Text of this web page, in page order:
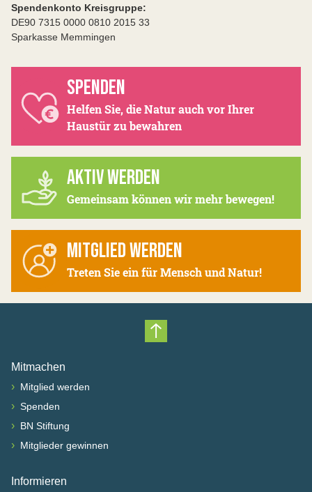
Spendenkonto Kreisgruppe:
DE90 7315 0000 0810 2015 33
Sparkasse Memmingen
SPENDEN
Helfen Sie, die Natur auch vor Ihrer
Haustür zu bewahren
AKTIV WERDEN
Gemeinsam können wir mehr bewegen!
MITGLIED WERDEN
Treten Sie ein für Mensch und Natur!
Nach oben scrollen
Mitmachen
› Mitglied werden
› Spenden
› BN Stiftung
› Mitglieder gewinnen
Informieren